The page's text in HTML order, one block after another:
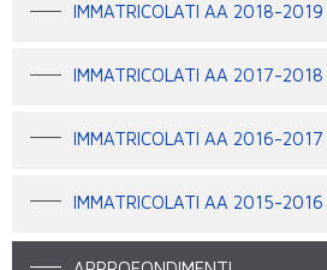
IMMATRICOLATI AA 2018-2019
IMMATRICOLATI AA 2017-2018
IMMATRICOLATI AA 2016-2017
IMMATRICOLATI AA 2015-2016